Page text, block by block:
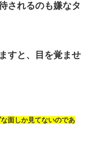
されるのも嫌なタ
すと、目を覚ませ
面しか見てないのであ